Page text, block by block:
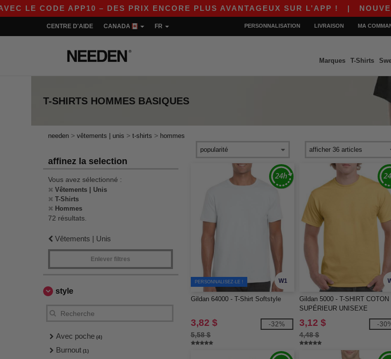
APP10 – DES PRIX ENCORE PLUS AVANTAGEUX SUR L’APP !| NOUVELLE APP
CENTRE D'AIDE CANADA FR PERSONNALISATION LIVRAISON MA
Marques T-Shirts
T-SHIRTS HOMMES BASIQUES
needen > vêtements | unis > t-shirts > hommes
affinez la selection
Vous avez sélectionné :
Vêtements | Unis
T-Shirts
Hommes
72 résultats.
Vêtements | Unis
Enlever filtres
style
Avec poche (4)
Burnout (1)
W1
PERSONNALISEZ-LE !
Gildan 64000 - T-Shirt Softstyle
3,82 $
5,58 $
-32%
Gildan 5000 - T-SHIRT COTON
SUPÉRIEUR UNISEXE
3,12 $
4,48 $
-